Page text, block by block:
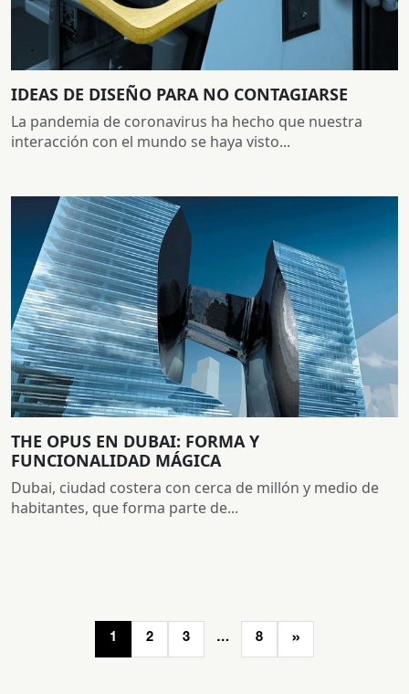
IDEAS DE DISEÑO PARA NO CONTAGIARSE
La pandemia de coronavirus ha hecho que nuestra
interacción con el mundo se haya visto...
THE OPUS EN DUBAI: FORMA Y
FUNCIONALIDAD MÁGICA
Dubai, ciudad costera con cerca de millón y medio de
habitantes, que forma parte de...
Navegación
1 2 3 … 8 »